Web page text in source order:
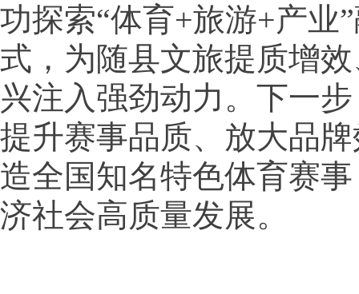
功探索“体育+旅游+产业
式，为随县文旅提质增
兴注入强劲动力。下一
提升赛事品质、放大品
造全国知名特色体育赛
济社会高质量发展。